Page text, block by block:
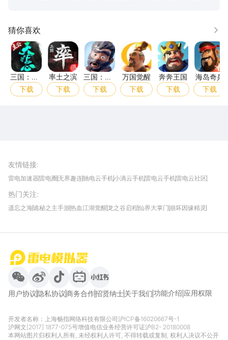
猜你喜欢
更多
三国：天下归心
三国：天
下归心
下载
率土之滨
率土之滨
下载
三国：冰河时代
三国：冰
河时代
下载
万国觉醒
万国觉醒
下载
奔奔王国
奔奔王国
下载
海岛
海岛奇兵
下载
友情链接:
雷电加速器雷电圈无界趣连驰电云手机小滴云手机雷电云手机雷电云社区
我爱vr网华军软件园
热门关注:
遗忘之海诡秘之主手游热血江湖觉醒龙之谷启程仙界大掌门 崩坏因缘精灵
用户协议隐私协议商务合作招贤纳士关于我们功能介绍 应用权限
开发者名称：上海畅指网络科技有限公司沪ICP备16020667号-1
沪网文[2017] 1877-075号增值电信业务经营许可证沪B2- 20180008
本网站图片归权利人所有, 未经权利人许可, 不得转载或复制, 权利人决议不公开
首页
微信
微博 抖音 哔哩哔哩